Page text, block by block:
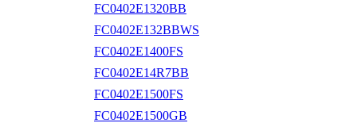
FC0402E1320BB
FC0402E132BBWS
FC0402E1400FS
FC0402E14R7BB
FC0402E1500FS
FC0402E1500GB